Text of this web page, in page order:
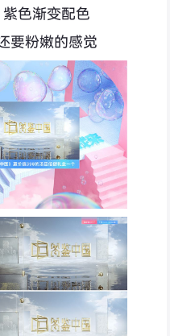
色渐变配色
要粉嫩的感觉